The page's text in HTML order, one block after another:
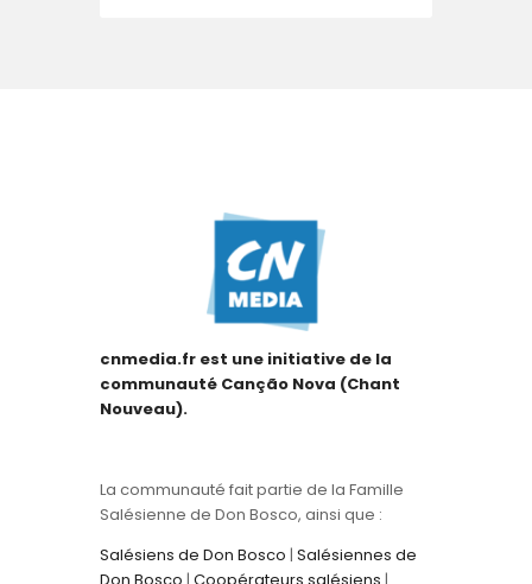
cnmedia.fr est une initiative de la
communauté Canção Nova (Chant
Nouveau).
La communauté fait partie de la Famille
Salésienne de Don Bosco, ainsi que :
Salésiens de Don Bosco | Salésiennes de